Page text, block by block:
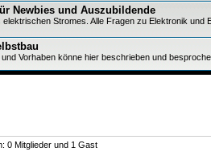
Newbies und Auszubildende
elektrischen Stromes. Alle Fragen zu Elektronik und
und Vorhaben könne hier beschrieben und
0 Mitglieder und 1 Gast